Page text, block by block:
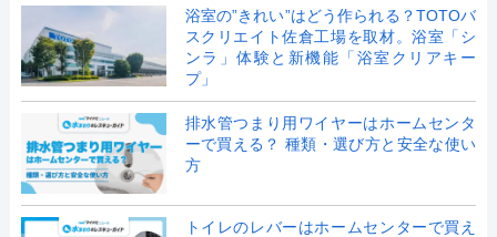
浴室の”きれい”はどう作られる？TOTOバ
スクリエイト佐倉工場を取材。浴室「シ
ンラ」体験と新機能「浴室クリアキー
プ」
排水管つまり用ワイヤーはホームセンタ
ーで買える？ 種類・選び方と安全な使い
方
トイレのレバーはホームセンターで買え